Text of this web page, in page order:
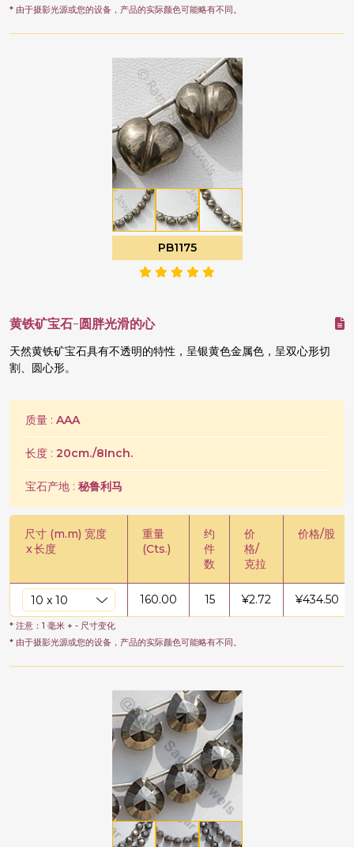
* 由于摄影光源或您的设备，产品的实际颜色可能略有不同。
PB1175
黄铁矿宝石-圆胖光滑的心
天然黄铁矿宝石具有不透明的特性，呈银黄色金属色，呈双心形切
割、圆心形。
质量 : AAA
长度 : 20cm./8Inch.
宝石产地 : 秘鲁利马
尺寸 (m.m) 宽度
x长度
重量
(Cts.)
约
件
数
价
格/
克拉
价格/股
160.00 15 ¥2.72 ¥434.50
* 注意：1 毫米 + - 尺寸变化
* 由于摄影光源或您的设备，产品的实际颜色可能略有不同。